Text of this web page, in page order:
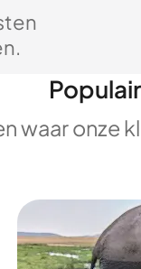
waar onze